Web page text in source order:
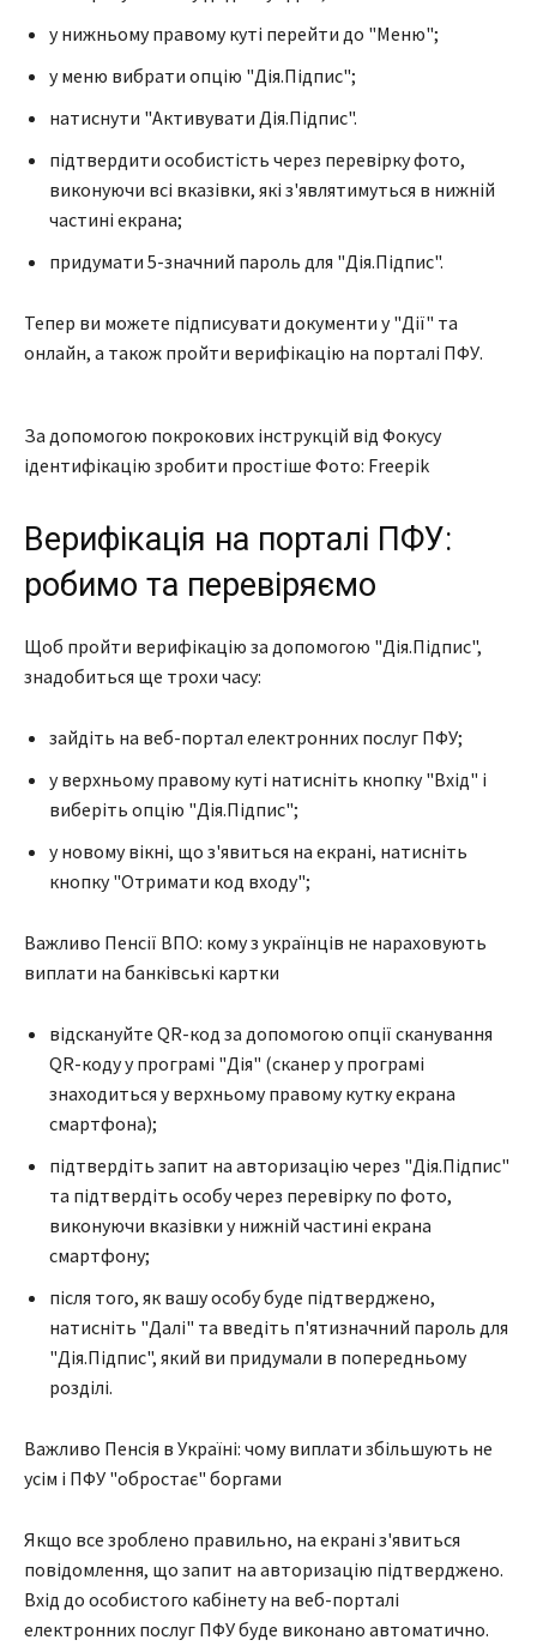
у нижньому правому куті перейти до "Меню";
у меню вибрати опцію "Дія.Підпис";
натиснути "Активувати Дія.Підпис".
підтвердити особистість через перевірку фото,
виконуючи всі вказівки, які з'являтимуться в нижній
частині екрана;
придумати 5-значний пароль для "Дія.Підпис".
Тепер ви можете підписувати документи у "Дії" та
онлайн, а також пройти верифікацію на порталі ПФУ.
За допомогою покрокових інструкцій від Фокусу
ідентифікацію зробити простіше Фото: Freepik
Верифікація на порталі ПФУ:
робимо та перевіряємо
Щоб пройти верифікацію за допомогою "Дія.Підпис",
знадобиться ще трохи часу:
зайдіть на веб-портал електронних послуг ПФУ;
у верхньому правому куті натисніть кнопку "Вхід" і
виберіть опцію "Дія.Підпис";
у новому вікні, що з'явиться на екрані, натисніть
кнопку "Отримати код входу";
Важливо Пенсії ВПО: кому з українців не нараховують
виплати на банківські картки
відскануйте QR-код за допомогою опції сканування
QR-коду у програмі "Дія" (сканер у програмі
знаходиться у верхньому правому кутку екрана
смартфона);
підтвердіть запит на авторизацію через "Дія.Підпис"
та підтвердіть особу через перевірку по фото,
виконуючи вказівки у нижній частині екрана
смартфону;
після того, як вашу особу буде підтверджено,
натисніть "Далі" та введіть п'ятизначний пароль для
"Дія.Підпис", який ви придумали в попередньому
розділі.
Важливо Пенсія в Україні: чому виплати збільшують не
усім і ПФУ "обростає" боргами
Якщо все зроблено правильно, на екрані з'явиться
повідомлення, що запит на авторизацію підтверджено.
Вхід до особистого кабінету на веб-порталі
електронних послуг ПФУ буде виконано автоматично.